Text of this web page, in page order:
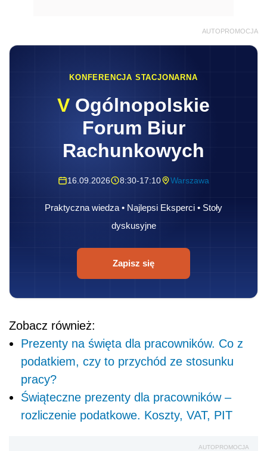
AUTOPROMOCJA
KONFERENCJA STACJONARNA
V Ogólnopolskie
Forum Biur
Rachunkowych
16.09.2026 8:30-17:10 Warszawa
Praktyczna wiedza • Najlepsi Eksperci • Stoły
dyskusyjne
Zapisz się
Zobacz również:
Prezenty na święta dla pracowników. Co z
podatkiem, czy to przychód ze stosunku
pracy?
Świąteczne prezenty dla pracowników –
rozliczenie podatkowe. Koszty, VAT, PIT
AUTOPROMOCJA